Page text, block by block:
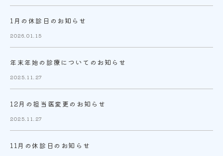
1月の休診日のお知らせ
2026.01.15
年末年始の診療についてのお知らせ
2025.11.27
12月の担当医変更のお知らせ
2025.11.27
11月の休診日のお知らせ